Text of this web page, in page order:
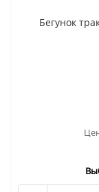
Бегунок